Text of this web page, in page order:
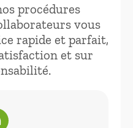
procédures
vous
rapide et parfait,
et sur